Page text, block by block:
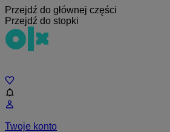
Przejdź do głównej części
Przejdź do stopki
Twoje konto